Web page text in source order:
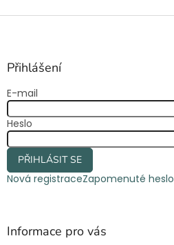
Z
Přihlášení
E-mail
Heslo
PŘIHLÁSIT SE
Nová registraceZapomenuté heslo
Informace pro vás